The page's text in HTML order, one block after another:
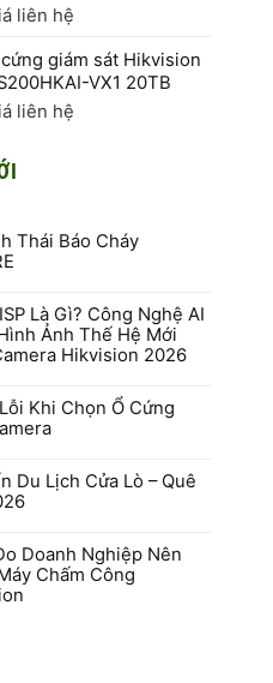
liên hệ
cứng giám sát Hikvision
VX1 20TB
liên hệ
Thái Báo Cháy
Là Gì? Công Nghệ AI
Ảnh Thế Hệ Mới
Hikvision 2026
Khi Chọn Ổ Cứng
Du Lịch Cửa Lò – Quê
Doanh Nghiệp Nên
Chấm Công